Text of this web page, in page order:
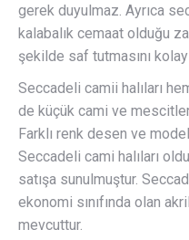
gerek duyulmaz. Ayrıca
kalabalık cemaat olduğu
şekilde saf tutmasını
Seccadeli camii halıları
de küçük cami ve
Farklı renk desen ve
Seccadeli cami halıları
satışa sunulmuştur.
ekonomi sınıfında olan
mevcuttur.